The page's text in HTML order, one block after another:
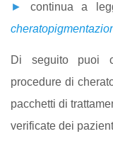
► continua a
Di seguito puoi
procedure di
pacchetti di
verificate dei